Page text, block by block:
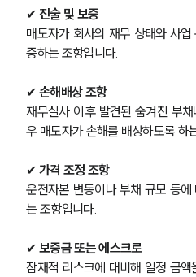
✔ 진술 및 보증
매도자가 회사의 재무 상태와 사
증하는 조항입니다.
✔ 손해배상 조항
재무실사 이후 발견된 숨겨진 부
우 매도자가 손해를 배상하도록 하
✔ 가격 조정 조항
운전자본 변동이나 부채 규모 등
는 조항입니다.
✔ 보증금 또는 에스크로
잠재적 리스크에 대비해 일정 금